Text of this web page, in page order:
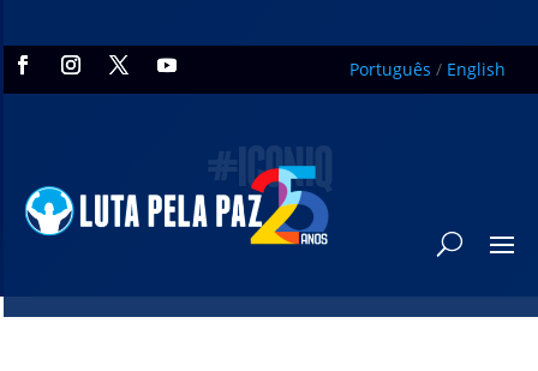
Português / English
#ICONIQ